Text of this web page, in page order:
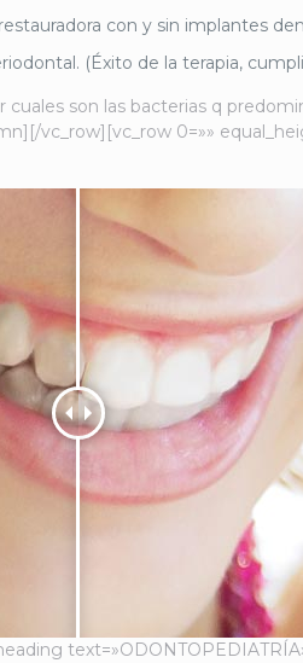
con y sin implantes
(Éxito de la terapia,
cuales son las bacterias q
vc_row][vc_row 0=»»